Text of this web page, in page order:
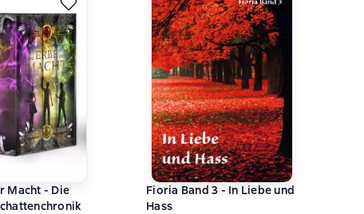
Macht - Die
Fioria Band 3 - In Liebe und
Hass